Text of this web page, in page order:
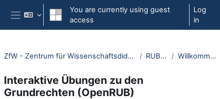
Skip to main content
Side panel
You are currently using guest
access
Log
in
ZfW - Zentrum für Wissenschaftsdidaktik RUBeL Willkommen
Interaktive Übungen zu den
Grundrechten (OpenRUB)